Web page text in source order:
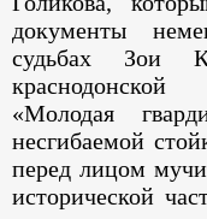
документы
судьбах Зои
«Молодая
несгибаемой
перед лицом
исторической